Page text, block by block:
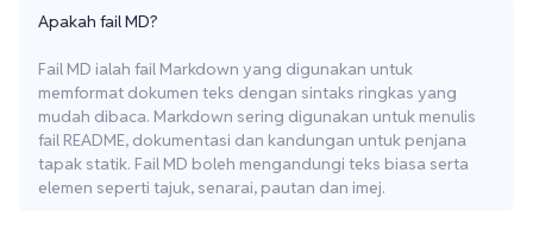
Apakah fail MD?
Fail MD ialah fail Markdown yang digunakan untuk
memformat dokumen teks dengan sintaks ringkas yang
mudah dibaca. Markdown sering digunakan untuk menulis
fail README, dokumentasi dan kandungan untuk penjana
tapak statik. Fail MD boleh mengandungi teks biasa serta
elemen seperti tajuk, senarai, pautan dan imej.